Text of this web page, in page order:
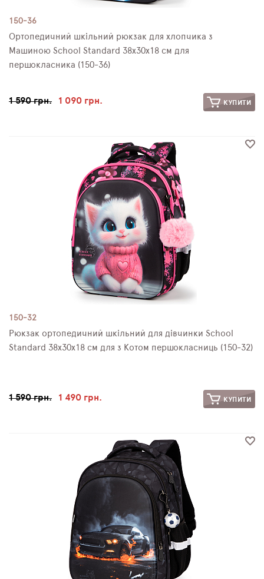
150-36
Ортопедичний шкільний рюкзак для хлопчика з
Машиною School Standard 38х30х18 см для
першокласника (150-36)
1 590 грн. 1 090 грн. КУПИТИ
150-32
Рюкзак ортопедичний шкільний для дівчинки School
Standard 38х30х18 см для з Котом першокласниць (150-32)
1 590 грн. 1 490 грн. КУПИТИ